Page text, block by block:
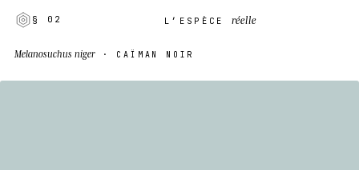
§ 02 L’ESPÈCEréelle
Melanosuchus niger · CAÏMAN NOIR